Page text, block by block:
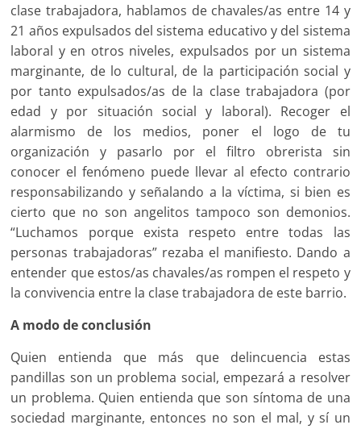
clase trabajadora, hablamos de chavales/as entre 14 y
21 años expulsados del sistema educativo y del sistema
laboral y en otros niveles, expulsados por un sistema
marginante, de lo cultural, de la participación social y
por tanto expulsados/as de la clase trabajadora (por
edad y por situación social y laboral). Recoger el
alarmismo de los medios, poner el logo de tu
organización y pasarlo por el filtro obrerista sin
conocer el fenómeno puede llevar al efecto contrario
responsabilizando y señalando a la víctima, si bien es
cierto que no son angelitos tampoco son demonios.
“Luchamos porque exista respeto entre todas las
personas trabajadoras” rezaba el manifiesto. Dando a
entender que estos/as chavales/as rompen el respeto y
la convivencia entre la clase trabajadora de este barrio.
A modo de conclusión
Quien entienda que más que delincuencia estas
pandillas son un problema social, empezará a resolver
un problema. Quien entienda que son síntoma de una
sociedad marginante, entonces no son el mal, y sí un